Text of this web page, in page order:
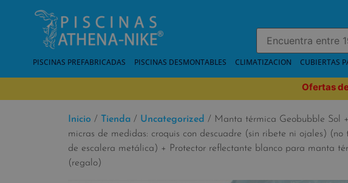
PISCINAS PREFABRICADAS PISCINAS DESMONTABLES CLIMATIZACION CUBIERTAS
Ofertas
Inicio / Tienda / Uncategorized / Manta térmica Geobubble Sol
micras de medidas: croquis con descuadre (sin ribete ni ojales) (no
de escalera metálica) + Protector reflectante blanco para manta
(regalo)